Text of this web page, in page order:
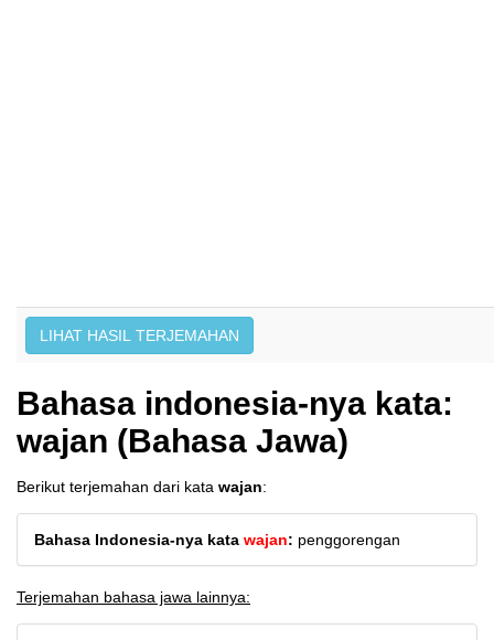
Bahasa indonesia-nya kata:
wajan (Bahasa Jawa)
Berikut terjemahan dari kata wajan:
Bahasa Indonesia-nya kata wajan: penggorengan
Terjemahan bahasa jawa lainnya: